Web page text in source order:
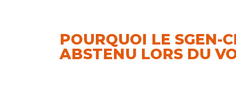
POURQUOI LE SGEN-
ABSTENU LORS DU